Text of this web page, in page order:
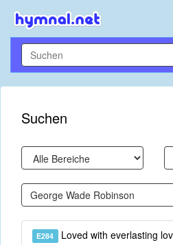
Suchen
E284 Loved with everlasting